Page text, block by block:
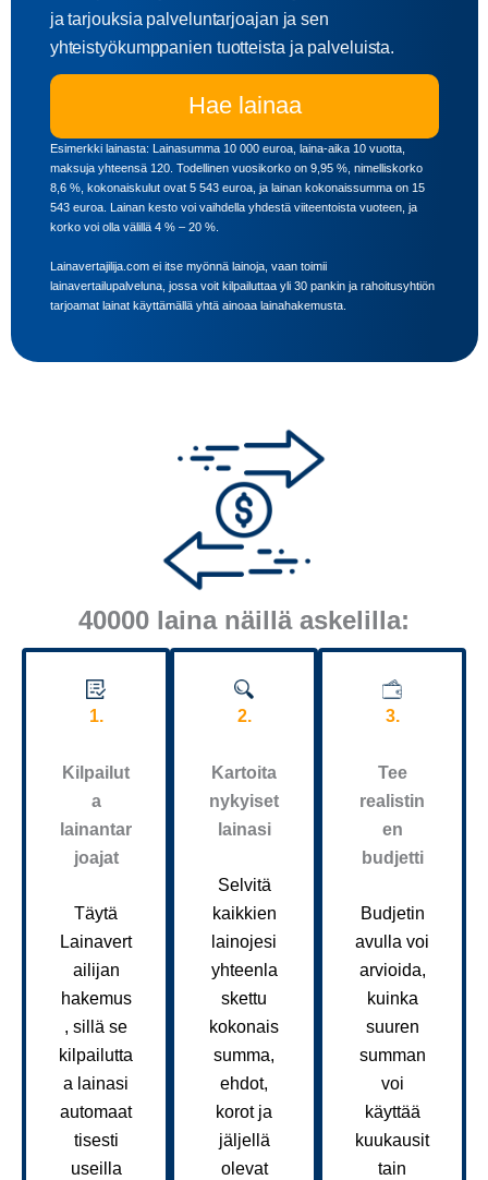
ja tarjouksia palveluntarjoajan ja sen
yhteistyökumppanien tuotteista ja palveluista.
Hae lainaa
Esimerkki lainasta: Lainasumma 10 000 euroa, laina-aika 10 vuotta,
maksuja yhteensä 120. Todellinen vuosikorko on 9,95 %, nimelliskorko
8,6 %, kokonaiskulut ovat 5 543 euroa, ja lainan kokonaissumma on 15
543 euroa. Lainan kesto voi vaihdella yhdestä viiteentoista vuoteen, ja
korko voi olla välillä 4 % – 20 %.
Lainavertajilija.com ei itse myönnä lainoja, vaan toimii
lainavertailupalveluna, jossa voit kilpailuttaa yli 30 pankin ja rahoitusyhtiön
tarjoamat lainat käyttämällä yhtä ainoaa lainahakemusta.
40000 laina näillä askelilla:
3.
Tee
realistin
en
budjetti
Budjetin
avulla voi
arvioida,
kuinka
suuren
summan
voi
käyttää
kuukausit
tain
2.
Kartoita
nykyiset
lainasi
Selvitä
kaikkien
lainojesi
yhteenla
skettu
kokonais
summa,
ehdot,
korot ja
jäljellä
olevat
1.
Kilpailut
a
lainantar
joajat
Täytä
Lainavert
ailijan
hakemus
, sillä se
kilpailutta
a lainasi
automaat
tisesti
useilla